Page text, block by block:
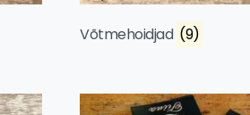
Võtmehoidjad (9)